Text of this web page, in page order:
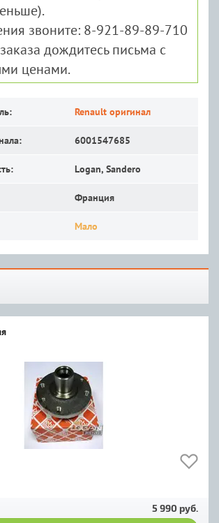
звоните: 8-921-89-89-710
дождитесь письма с
ценами.
Renault оригинал
6001547685
Logan, Sandero
Франция
Мало
5 990 руб.